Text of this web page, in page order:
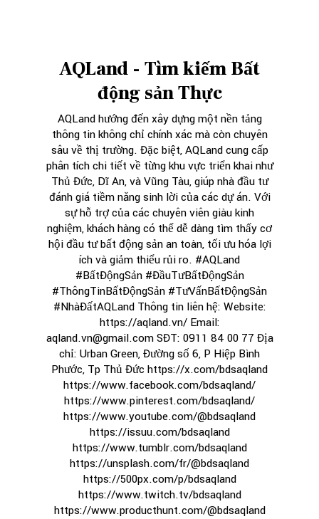
AQLand - Tìm kiếm Bất
động sản Thực
AQLand hướng đến xây dựng một nền tảng
thông tin không chỉ chính xác mà còn chuyên
sâu về thị trường. Đặc biệt, AQLand cung cấp
phân tích chi tiết về từng khu vực triển khai như
Thủ Đức, Dĩ An, và Vũng Tàu, giúp nhà đầu tư
đánh giá tiềm năng sinh lời của các dự án. Với
sự hỗ trợ của các chuyên viên giàu kinh
nghiệm, khách hàng có thể dễ dàng tìm thấy cơ
hội đầu tư bất động sản an toàn, tối ưu hóa lợi
ích và giảm thiểu rủi ro. #AQLand
#BấtĐộngSản #ĐầuTưBấtĐộngSản
#ThôngTinBấtĐộngSản #TưVấnBấtĐộngSản
#NhàĐấtAQLand Thông tin liên hệ: Website:
https://aqland.vn/ Email:
aqland.vn@gmail.com SĐT: 0911 84 00 77 Địa
chỉ: Urban Green, Đường số 6, P Hiệp Bình
Phước, Tp Thủ Đức https://x.com/bdsaqland
https://www.facebook.com/bdsaqland/
https://www.pinterest.com/bdsaqland/
https://www.youtube.com/@bdsaqland
https://issuu.com/bdsaqland
https://www.tumblr.com/bdsaqland
https://unsplash.com/fr/@bdsaqland
https://500px.com/p/bdsaqland
https://www.twitch.tv/bdsaqland
https://www.producthunt.com/@bdsaqland